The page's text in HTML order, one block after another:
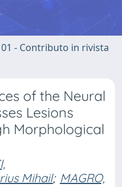
01 - Contributo in rivista
of the Neural
Lesions
Morphological
Mihail; MAGRO,